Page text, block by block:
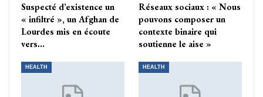
Suspecté d’existence un
« infiltré », un Afghan de
Lourdes mis en écoute
vers…
Réseaux sociaux : « Nous
pouvons composer un
contexte binaire qui
soutienne le aise »
HEALTH HEALTH